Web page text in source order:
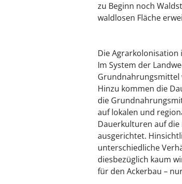
zu Beginn noch
waldlosen Fläche
Die Agrarkolonisation
Im System der
Grundnahrungsmittel
Hinzu kommen die
die
auf lokalen und
Dauerkulturen auf
ausgerichtet.
unterschiedliche
diesbezüglich kaum
für den Ackerbau –